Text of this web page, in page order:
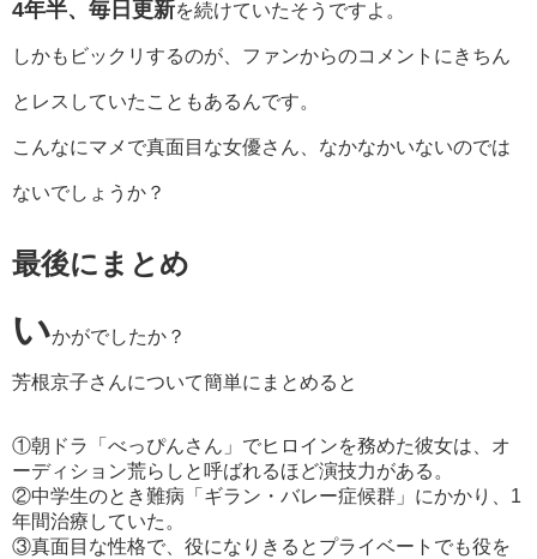
4年半、毎日更新を続けていたそうですよ。
しかもビックリするのが、ファンからのコメントにきちん
とレスしていたこともあるんです。
こんなにマメで真面目な女優さん、なかなかいないのでは
ないでしょうか？
最後にまとめ
いかがでしたか？
芳根京子さんについて簡単にまとめると
①朝ドラ「べっぴんさん」でヒロインを務めた彼女は、オ
ーディション荒らしと呼ばれるほど演技力がある。
②中学生のとき難病「ギラン・バレー症候群」にかかり、1
年間治療していた。
③真面目な性格で、役になりきるとプライベートでも役を